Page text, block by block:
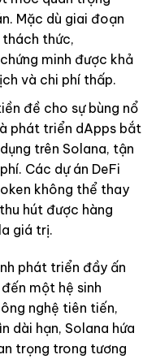
Mặc dù giai đoạn
thách thức,
minh được khả
và chi phí thấp.
đề cho sự bùng nổ
phát triển dApps bắt
trên Solana, tận
Các dự án DeFi
không thể thay
hút được hàng
giá trị.
phát triển đầy ấn
một hệ sinh
nghệ tiên tiến,
dài hạn, Solana hứa
trọng trong tương